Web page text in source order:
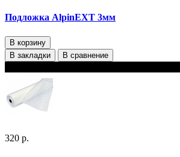
Подложка AlpinEXT 3мм
В корзину
В закладки
В сравнение
320 р.